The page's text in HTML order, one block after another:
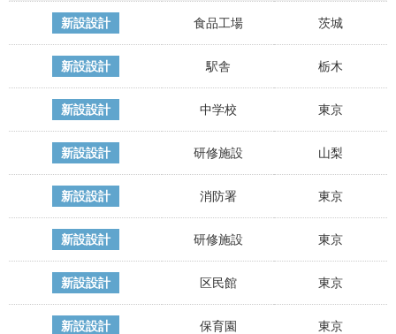
新設設計 食品工場 茨城
新設設計 駅舎 栃木
新設設計 中学校 東京
新設設計 研修施設 山梨
新設設計 消防署 東京
新設設計 研修施設 東京
新設設計 区民館 東京
新設設計 保育園 東京